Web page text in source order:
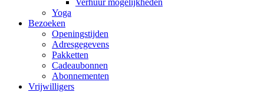
Verhuur mogelijkheden
Yoga
Bezoeken
Openingstijden
Adresgegevens
Pakketten
Cadeaubonnen
Abonnementen
Vrijwilligers